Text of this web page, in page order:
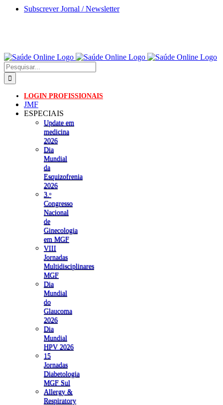
Skip
Subscrever Jornal / Newsletter
Pesquisar
LOGIN PROFISSIONAIS
JMF
ESPECIAIS
Update em
medicina
2026
Dia
Mundial
da
Esquizofrenia
2026
3.ᵒ
Congresso
Nacional
de
Ginecologia
em MGF
VIII
Jornadas
Multidisciplinares
MGF
Dia
Mundial
do
Glaucoma
2026
Dia
Mundial
HPV 2026
15
Jornadas
Diabetologia
MGF Sul
Allergy &
Respiratory